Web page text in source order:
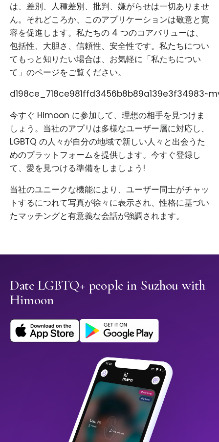
は、差別、人種差別、批判、嫌がらせは一切ありませ
ん。それどころか、このアプリケーションは敬意と寛
容を促進します。私たちの 4 つのコアバリューは、
包括性、大胆さ、信頼性、安全性です。私たちについ
てもっと知りたい場合は、お気軽に「私たちについ
て」のページをご覧ください。
今すぐ Himoon に参加して、理想の相手を見つけま
しょう。当社のアプリは多様なユーザー層に対応し、
LGBTQ の人々が自分の地域で新しい人々と出会うた
めのプラットフォームを提供します。今すぐ登録し
て、愛を見つける準備をしましょう!
当社のユニークな機能により、ユーザー同士がチャッ
トするにつれて写真が徐々に表示され、性格に基づい
たマッチングと有意義な会話が強調されます。
Date LGBTQ+ people in Suzhou with
Himoon